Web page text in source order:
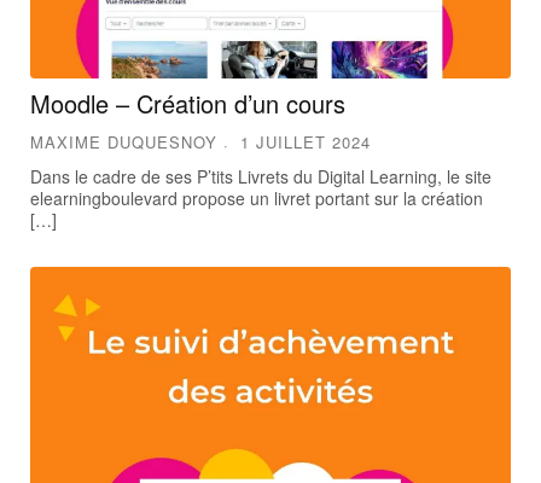
Moodle – Création d’un cours
MAXIME DUQUESNOY 1 JUILLET 2024
Dans le cadre de ses P’tits Livrets du Digital Learning, le site
elearningboulevard propose un livret portant sur la création
[…]